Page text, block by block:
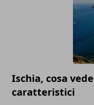
Ischia, cosa
caratteristici